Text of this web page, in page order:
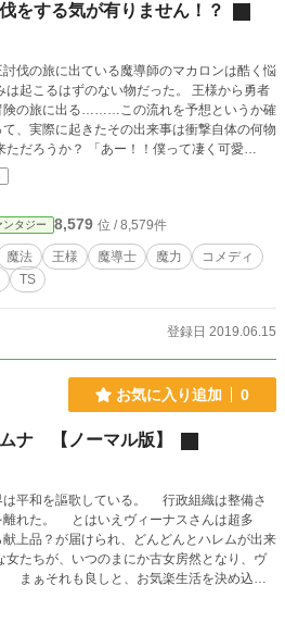
をする気が有りません！？
伐の旅に出ている魔導師のマカロンは酷く悩
険の旅に出る………この流れを予想というか確
、実際に起きたその出来事は衝撃自体の何物
も可愛い〜！！！！」 剣を授かった
ぎ
ンタジー 8,579 位 / 8,579件
魔法 王様 魔導士 魔力
コメディ
TS
登録日 2019.06.15
お気に入り追加 0
ナ 【ノーマル版】
している。 行政組織は整備さ
離れた。 とはいえヴィーナスさんは超多
上品？が届けられ、どんどんとハレムが出来
まぁそれも良しと、お気楽生活を決め込む